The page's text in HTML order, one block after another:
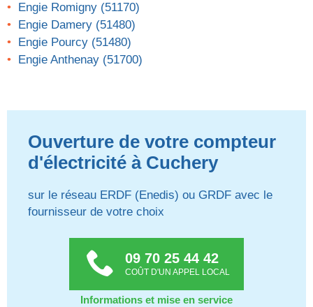
Engie Romigny (51170)
Engie Damery (51480)
Engie Pourcy (51480)
Engie Anthenay (51700)
Ouverture de votre compteur
d'électricité à Cuchery
sur le réseau ERDF (Enedis) ou GRDF avec le
fournisseur de votre choix
09 70 25 44 42
COÛT D'UN APPEL LOCAL
Informations et mise en service